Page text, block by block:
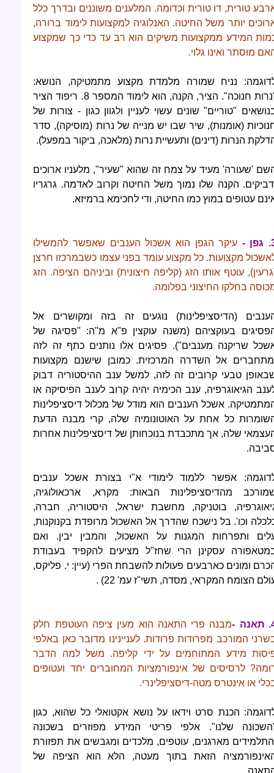
טורית, דו טורית וכדומה. המלענים משוננים ובדרך כלל
יותר משל החיטה. האנלוגיה למקצועות לימוד ברורה,
המידע ממקצועות משיקים הוא רב עד כדי כך שמקצוע
מוסתר ואינו גלוי.
נניח שמורה מלמדת מקצוע מתמטיקה, הנושא:
"נרות חנוכה". הציר, הקנה, הוא לימוד המספר 8. ריפוד הציר
"טוריים" שונים עשוי לעניין ולגוון כגון - צורות של
(אומנות), שיר שבו יש מנייה של נרות (מוסיקה), סדר
הנרות (דינים) ותעשיית נרות (מלאכה, ביקור במפעל).
'שעורה' מעיד על צמח זה שהוא "שעיר", מלעניו ארוכים
הקנה שלו נמוך משל החיטה וקרוב לאדמה. גרגריו
עטופים במוץ כמו החיטה, ודי לחכימא ברמיזא.
-
עיקר הגפן הוא אשכול הענבים שאפשר להמשילו
מקצועות. כל מקצוע עומד בפני עצמו כשבמרכזו חרצן
עוטף אותו הזג (קליפה חיצונית) וביניהם הציפה. הזג
בחלקו החיצוני בפלומה.
(הדיסציפלינות) נוגעים זה בזה ומקושרים אל
בעוקציהם (משנה עוקצין פ"א מ"ה: "פסיגה של
שריקנה מענבים"). פסיגים אלו נותנים כתף זה לזה
אל השדרה המרכזית. כמובן שישנם מקצועות
טבעי קרובים זה לזה, למשל ענב ההיסטוריה דבוק
הגיאוגרפיה, ענב הכימיה יהיה קרוב לענב הפיסיקה או
אשכל הענבים הוא מודל של מכלול דיסציפלינות
כל אחת על האוטונומיה שלה, קרי מבנה הדעת
שלה, אך מתכבדת בנוכחותן של דיסציפלינות אחרות
אפשר ללמוד לימודי א"י בצורת אשכל ענבים
מהדיסציפלינות הבאות: מקרא, ארכאולוגיה,
בוטניקה, מחשבת ישראל, היסטוריה, חברה,
וכו'. בל נישכח שהדרך אל האשכול מרופדת בקנוקנות,
ותפרחות המגנות על האשכול, והמבין יבין. ואם
עסקינן הרי שחז"ל מציעים להקפיד בעבודת
ומונים כארבעים פעולות להשבחת הפרי (עיין: י. פליקס,
הצומח המקראי, מסדה, תשי"ז עמ' 22) .
-
מבנה פרי התאנה הוא מעין ציפה העוטפת חלק
המורכב מפרודות פרודות. לעניינינו מדובר כאן באלפי
מידע המתוחמים על ידי קליפה. משל למה הדבר
לרסיסים של אינפורמציות המחוברים יחד ועטופים
או אינטרס מטה-דיסציפלינרי.
הכנת סרט וידאו על נושא אקטואלי כל שהוא, כגון
שלנו". אלפי פריטי המידע מפוזרים בשכונה
מארגנים, עוטפים, מלכדים ומגבשים את תפזורת
הזאת בתוך מעטה, הלא הוא הציפה של